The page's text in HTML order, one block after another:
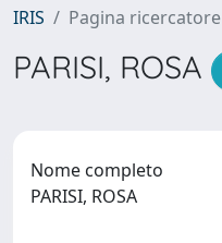
IRIS Pagina ricercatore
PARISI, ROSA
Nome completo
PARISI, ROSA